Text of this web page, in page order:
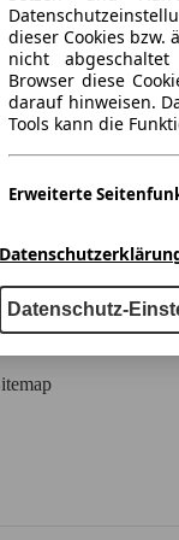
Kontakt
Autokatalog
dieser Cookies bzw.
nicht
Browser diese
darauf hinweisen.
Tools kann die
Erweiterte
Wir bzw.
Mittel, darunter
Webseite, um
und ein
Durch diese
passende
Datenschutz-